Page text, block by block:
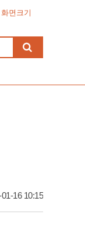
화면크기
16 10:15